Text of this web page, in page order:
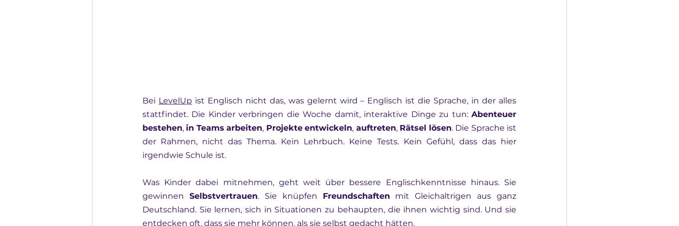
Bei LevelUp ist Englisch nicht das, was gelernt wird – Englisch ist die Sprache, in der alles
stattfindet. Die Kinder verbringen die Woche damit, interaktive Dinge zu tun: Abenteuer
bestehen, in Teams arbeiten, Projekte entwickeln, auftreten, Rätsel lösen. Die Sprache ist
der Rahmen, nicht das Thema. Kein Lehrbuch. Keine Tests. Kein Gefühl, dass das hier
irgendwie Schule ist.
Was Kinder dabei mitnehmen, geht weit über bessere Englischkenntnisse hinaus. Sie
gewinnen Selbstvertrauen. Sie knüpfen Freundschaften mit Gleichaltrigen aus ganz
Deutschland. Sie lernen, sich in Situationen zu behaupten, die ihnen wichtig sind. Und sie
entdecken oft, dass sie mehr können, als sie selbst gedacht hätten.